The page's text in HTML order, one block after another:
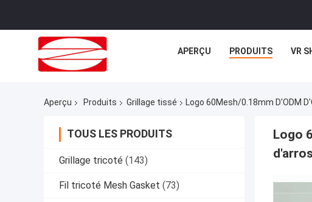
APERÇU PRODUITS VR
Aperçu Produits Grillage tissé Logo 60Mesh/0.18mm D'ODM
TOUS LES PRODUITS
Grillage tricoté (143)
Fil tricoté Mesh Gasket (73)
Logo